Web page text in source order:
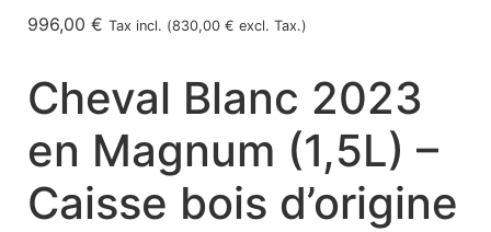
996,00 € Tax incl. (830,00 € excl. Tax.)
Cheval Blanc 2023
en Magnum (1,5L) –
Caisse bois d’origine